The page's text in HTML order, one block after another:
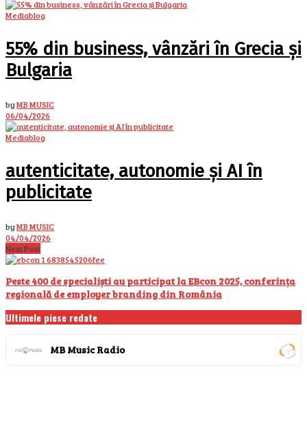
Mediablog
55% din business, vânzări în Grecia și
Bulgaria
byMB MUSIC
06/04/2026
Mediablog
autenticitate, autonomie și AI în
publicitate
byMB MUSIC
04/04/2026
Next Post
Peste 400 de specialiști au participat la EBcon 2025, conferința
regională de employer branding din România
Ultimele piese redate
MB Music Radio